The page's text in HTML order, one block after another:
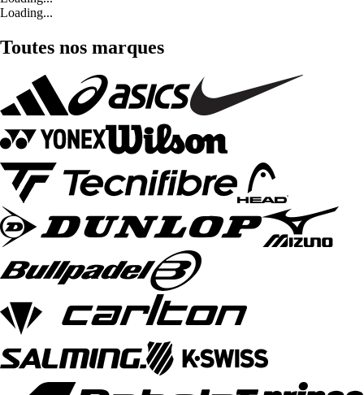
Loading...
Toutes nos marques